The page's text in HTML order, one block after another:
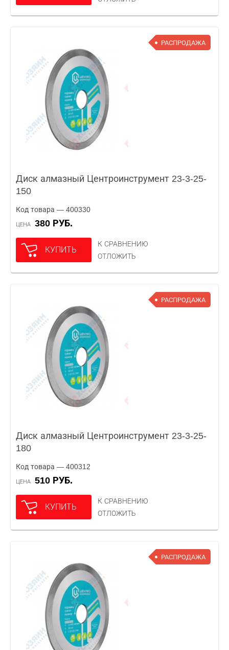
РАСПРОДАЖА
Диск алмазный Центроинструмент 23-3-25-
150
Код товара — 400330
ЦЕНА 380 РУБ.
КУПИТЬ
К СРАВНЕНИЮ
ОТЛОЖИТЬ
РАСПРОДАЖА
Диск алмазный Центроинструмент 23-3-25-
180
Код товара — 400312
ЦЕНА 510 РУБ.
КУПИТЬ
К СРАВНЕНИЮ
ОТЛОЖИТЬ
РАСПРОДАЖА